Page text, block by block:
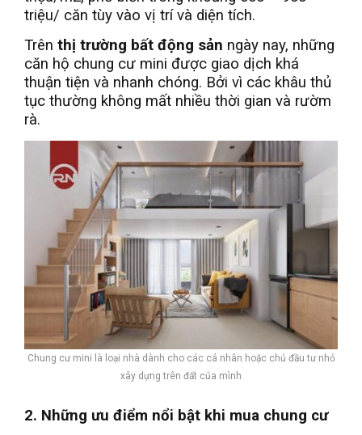
triệu/ căn tùy vào vị trí và diện tích.
Trên thị trường bất động sản ngày nay, những
căn hộ chung cư mini được giao dịch khá
thuận tiện và nhanh chóng. Bởi vì các khâu thủ
tục thường không mất nhiều thời gian và rườm
rà.
Chung cư mini là loại nhà dành cho các cá nhân hoặc chủ đầu tư nhỏ
xây dựng trên đất của mình
2. Những ưu điểm nổi bật khi mua chung cư